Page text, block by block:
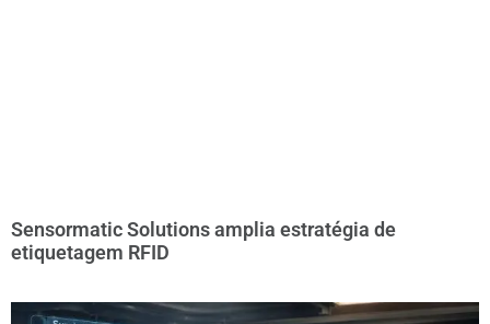
Sensormatic Solutions amplia estratégia de
etiquetagem RFID